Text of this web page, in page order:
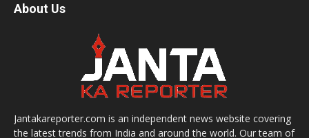
About Us
Jantakareporter.com is an independent news website covering
the latest trends from India and around the world. Our team of